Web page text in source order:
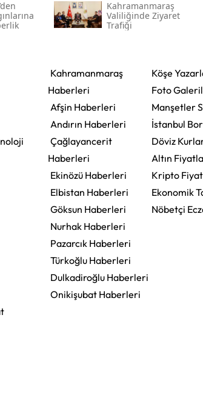
Kahramanmaraş
Valiliğinde Ziyaret
Trafiği
Kahramanmaraş
Haberleri
Afşin Haberleri
Andırın Haberleri
Çağlayancerit
Haberleri
Ekinözü Haberleri
Elbistan Haberleri
Göksun Haberleri
Nurhak Haberleri
Pazarcık Haberleri
Türkoğlu Haberleri
Dulkadiroğlu Haberleri
Onikişubat Haberleri
Köşe
Foto
Manşetler
İstanbul
Döviz
Altın
Kripto
Ekonomik
Nöbetçi